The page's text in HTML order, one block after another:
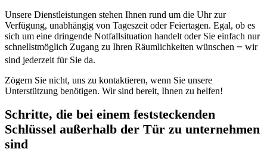
Unsere Dienstleistungen stehen Ihnen rund um die Uhr zur
Verfügung, unabhängig von Tageszeit oder Feiertagen. Egal, ob es
sich um eine dringende Notfallsituation handelt oder Sie einfach nur
schnellstmöglich Zugang zu Ihren Räumlichkeiten wünschen ౼ wir
sind jederzeit für Sie da.​
Zögern Sie nicht, uns zu kontaktieren, wenn Sie unsere
Unterstützung benötigen. Wir sind bereit, Ihnen zu helfen!
Schritte, die bei einem feststeckenden
Schlüssel außerhalb der Tür zu unternehmen
sind